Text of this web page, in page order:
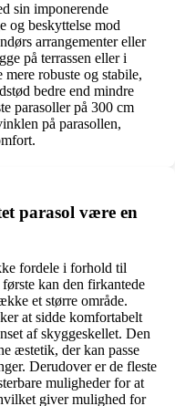
sin imponerende
og beskyttelse mod
arrangementer eller
på terrassen eller i
robuste og stabile,
bedre end mindre
parasoller på 300 cm
på parasollen,
parasol være en
fordele i forhold til
kan den firkantede
et større område.
at sidde komfortabelt
af skyggeskellet. Den
æstetik, der kan passe
Derudover er de fleste
muligheder for at
giver mulighed for